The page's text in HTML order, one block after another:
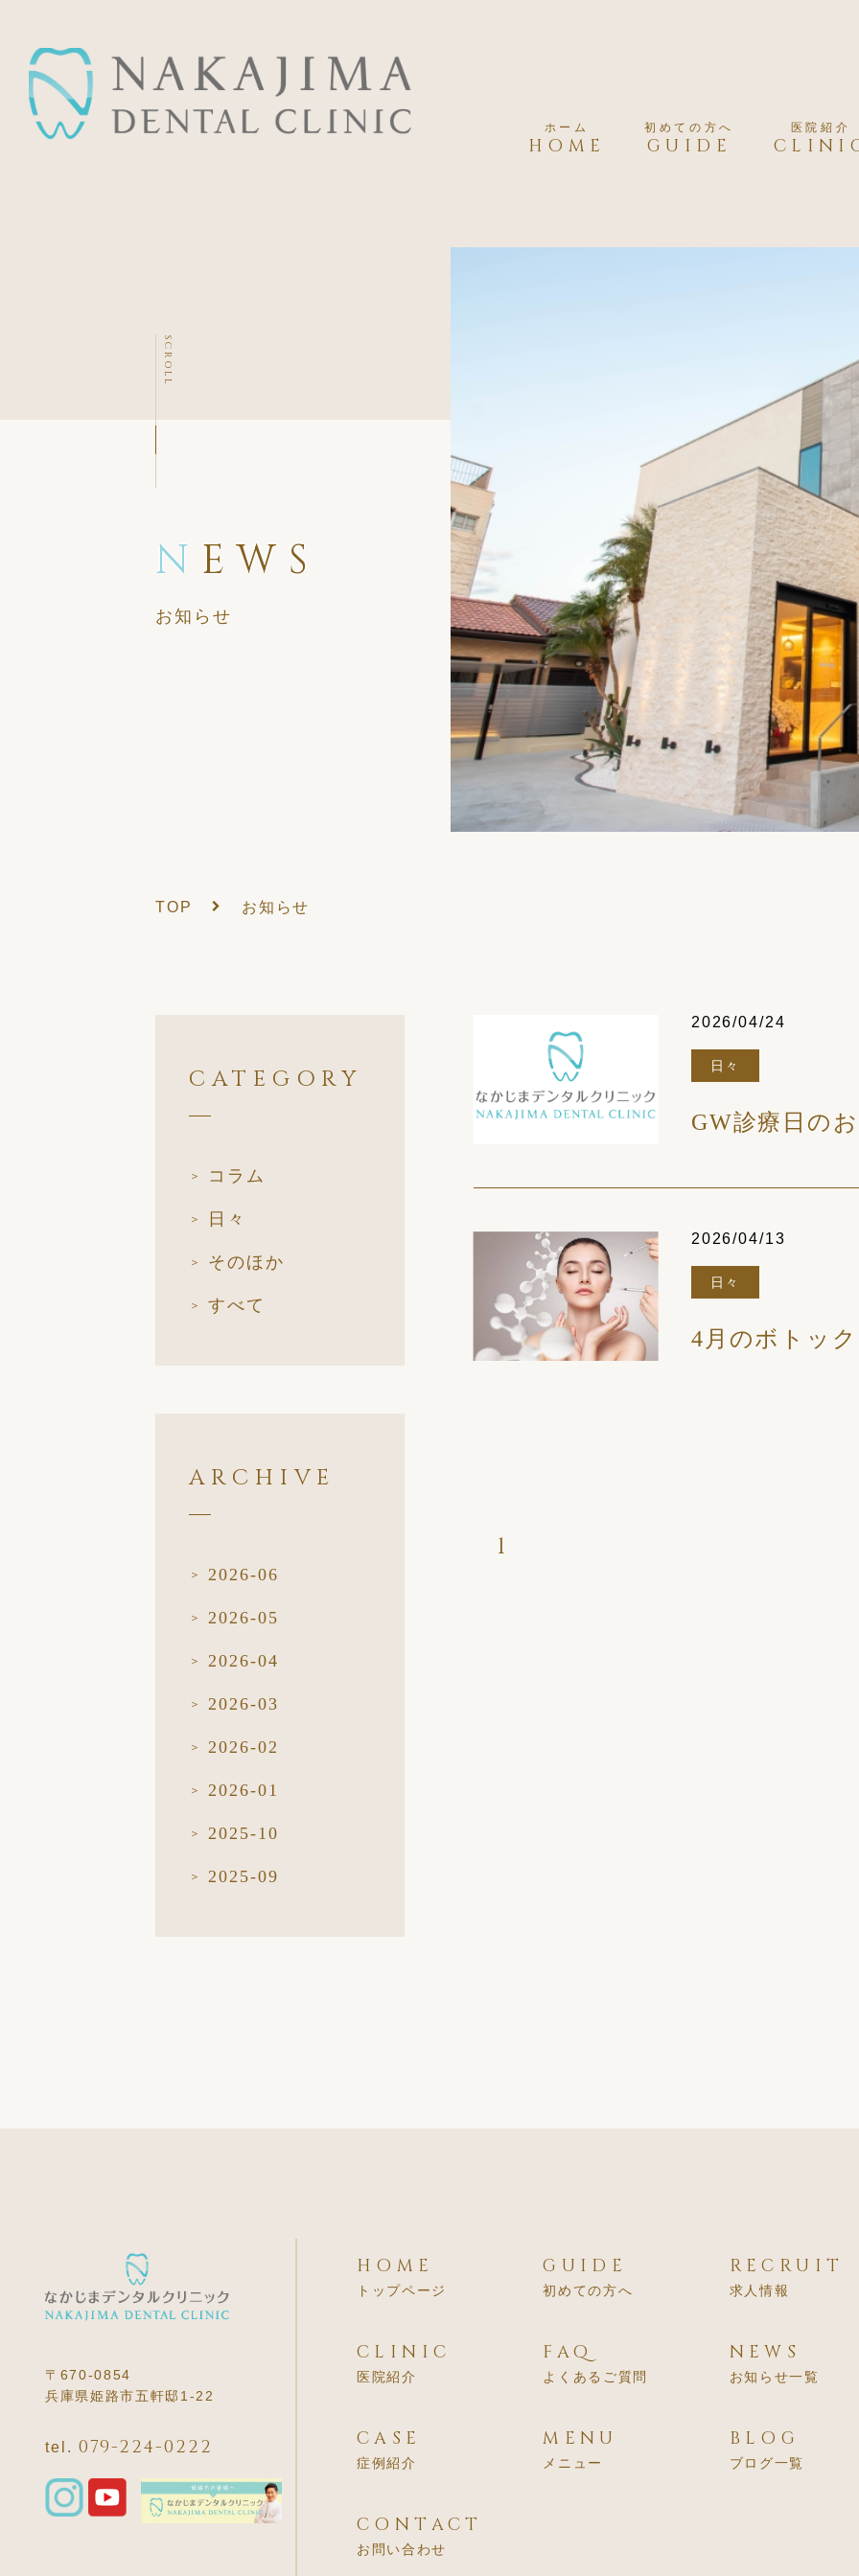
ホーム
HOME
初めての方へ
GUIDE
医院紹介
N EWS
お知らせ
SCROLL
TOP お知らせ
2026/04/24
日々
GW診療日の
2026/04/13
日々
4月のボトッ
1
CATEGORY
コラム
日々
そのほか
すべて
ARCHIVE
2026-06
2026-05
2026-04
2026-03
2026-02
2026-01
2025-10
2025-09
〒670-0854
兵庫県姫路市五軒邸1-22
tel. 079-224-0222
HOME
トップページ
CLINIC
医院紹介
CASE
症例紹介
CONTACT
お問い合わせ
GUIDE
初めての方へ
FAQ
よくあるご質問
MENU
メニュー
RECRUIT
求人情報
NEWS
お知らせ一覧
BLOG
ブログ一覧